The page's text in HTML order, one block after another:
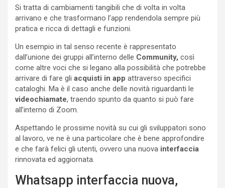
Si tratta di cambiamenti tangibili che di volta in volta
arrivano e che trasformano l’app rendendola sempre più
pratica e ricca di dettagli e funzioni.
Un esempio in tal senso recente è rappresentato
dall’unione dei gruppi all’interno delle Community, così
come altre voci che si legano alla possibilità che potrebbe
arrivare di fare gli acquisti in app attraverso specifici
cataloghi. Ma è il caso anche delle novità riguardanti le
videochiamate, traendo spunto da quanto si può fare
all’interno di Zoom.
Aspettando le prossime novità su cui gli sviluppatori sono
al lavoro, ve ne è una particolare che è bene approfondire
e che farà felici gli utenti, ovvero una nuova interfaccia
rinnovata ed aggiornata.
Whatsapp interfaccia nuova,